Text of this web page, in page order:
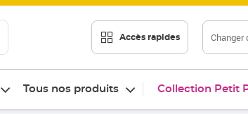
Accès rapides Changer
Tous nos produits Collection Petit